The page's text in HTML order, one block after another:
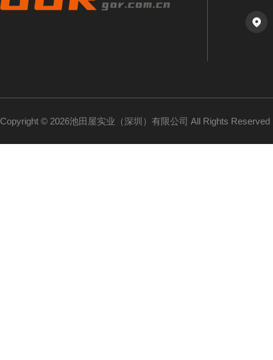
Copyright © 2026池田屋实业（深圳）有限公司 All Rights